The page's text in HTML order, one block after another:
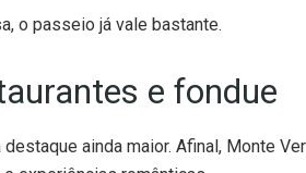
o passeio já vale bastante.
e fondue
ainda maior. Afinal, Monte